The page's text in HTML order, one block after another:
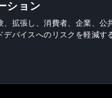
ション
拡張し、消費者、企業、公
バイスへのリスクを軽減す